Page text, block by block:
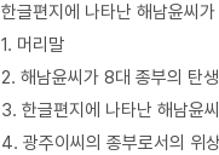
한글편지에 나타난 해남윤씨
1. 머리말
2. 해남윤씨가 8대 종부의 탄생
3. 한글편지에 나타난 해남윤
4. 광주이씨의 종부로서의 위